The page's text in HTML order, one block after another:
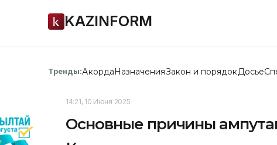
KAZINFORM
Тренды:АкордаНазначенияЗакон и порядок Досье
14:21, 10 Июня 2025
Основные причины